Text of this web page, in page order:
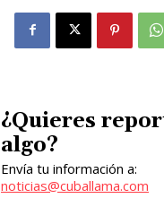
¿Quieres
algo?
Envía tu información a:
noticias@cuballama.com